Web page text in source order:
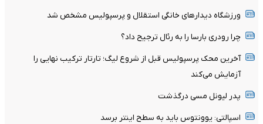
ورزشگاه دیدارهای خانگی استقلال و پرسپولیس مشخص شد
چرا رودری بارسا را به رئال ترجیح داد؟
آخرین محک پرسپولیس قبل از شروع لیگ؛ تارتار ترکیب نهایی را
آزمایش می‌کند
پدر لیونل مسی درگذشت
اسپالتی: یوونتوس باید به سطح اینتر برسد